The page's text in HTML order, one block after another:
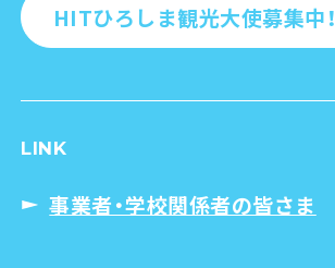
HITひろしま観光大使募集中！
LINK
事業者・学校関係者の皆さま